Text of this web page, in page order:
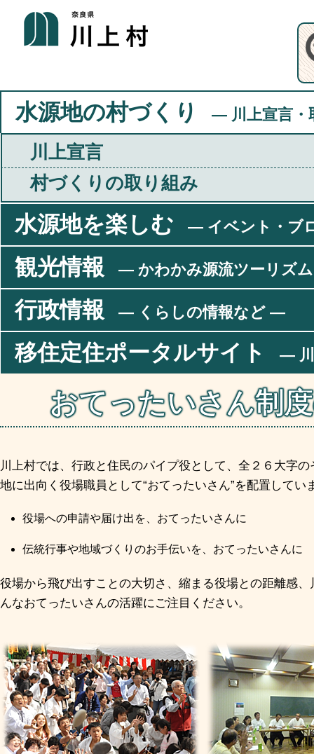
水源地の村づくり ― 川上宣言
川上宣言
村づくりの取り組み
水源地を楽しむ ― イベント・ブ
観光情報 ― かわかみ源流ツーリズ
行政情報 ― くらしの情報など ―
移住定住ポータルサイト ―
おてったいさん制
川上村では、⾏政と住⺠のパイプ役として、全２６⼤字
地に出向く役場職員として“おてったいさん”を配置してい
役場への申請や届け出を、おてったいさんに
伝統⾏事や地域づくりのお⼿伝いを、おてったいさんに
役場から⾶び出すことの⼤切さ、縮まる役場との距離感
んなおてったいさんの活躍にご注目ください。